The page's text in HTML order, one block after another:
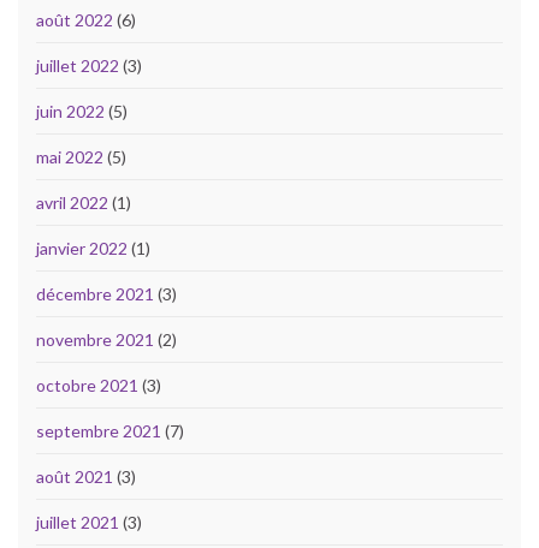
août 2022 (6)
juillet 2022 (3)
juin 2022 (5)
mai 2022 (5)
avril 2022 (1)
janvier 2022 (1)
décembre 2021 (3)
novembre 2021 (2)
octobre 2021 (3)
septembre 2021 (7)
août 2021 (3)
juillet 2021 (3)